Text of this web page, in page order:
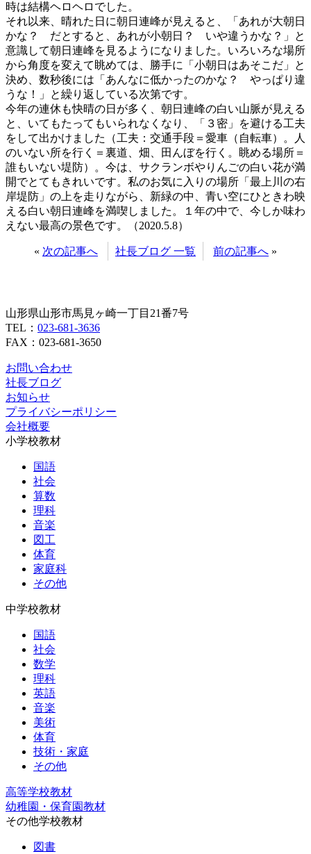
時は結構ヘロヘロでした。
それ以来、晴れた日に朝日連峰が見えると、「あれが大朝日
かな？ だとすると、あれが小朝日？ いや違うかな？」と
意識して朝日連峰を見るようになりました。いろいろな場所
から角度を変えて眺めては、勝手に「小朝日はあそこだ」と
決め、数秒後には「あんなに低かったのかな？ やっぱり違
うな！」と繰り返している次第です。
今年の連休も快晴の日が多く、朝日連峰の白い山脈が見える
と、いてもたってもいられなくなり、「３密」を避ける工夫
をして出かけました（工夫：交通手段＝愛車（自転車）。人
のいない所を行く＝裏道、畑、田んぼを行く。眺める場所＝
誰もいない堤防）。今は、サクランボやりんごの白い花が満
開でとてもきれいです。私のお気に入りの場所「最上川の右
岸堤防」の上を走りながら、新緑の中、青い空にひときわ映
える白い朝日連峰を満喫しました。１年の中で、今しか味わ
えない最高の景色です。（2020.5.8）
« 次の記事へ 社長ブログ 一覧 前の記事へ »
山形県山形市馬見ヶ崎一丁目21番7号
TEL： 023-681-3636
FAX：023-681-3650
お問い合わせ
社長ブログ
お知らせ
プライバシーポリシー
会社概要
小学校教材
国語
社会
算数
理科
音楽
図工
体育
家庭科
その他
中学校教材
国語
社会
数学
理科
英語
音楽
美術
体育
技術・家庭
その他
高等学校教材
幼稚園・保育園教材
その他学校教材
図書